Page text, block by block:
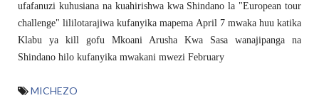
ufafanuzi kuhusiana na kuahirishwa kwa Shindano la "European tour
challenge" lililotarajiwa kufanyika mapema April 7 mwaka huu katika
Klabu ya kill gofu Mkoani Arusha Kwa Sasa wanajipanga na
Shindano hilo kufanyika mwakani mwezi February
MICHEZO